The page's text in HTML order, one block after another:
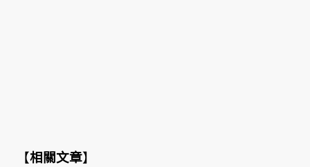
【相關文章】